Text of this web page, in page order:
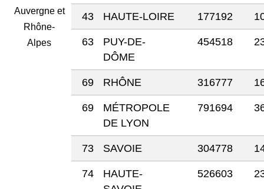
Auvergne et
Rhône-
Alpes
43 HAUTE-LOIRE 177192
63
PUY-DE-
DÔME
454518
69 RHÔNE 316777
69
MÉTROPOLE
DE LYON
791694
73 SAVOIE 304778
74
HAUTE-
526603